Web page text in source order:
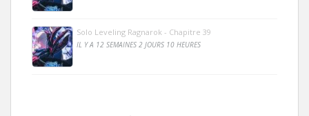
Solo Leveling Ragnarok - Chapitre 39
IL Y A 12 SEMAINES 2 JOURS 10 HEURES